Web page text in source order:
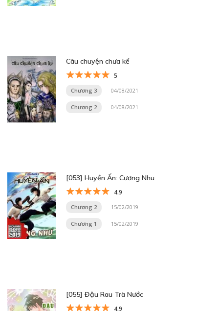
Câu chuyện chưa kể
5
Chương 3 04/08/2021
Chương 2 04/08/2021
[053] Huyền Ấn: Cương Nhu
4.9
Chương 2 15/02/2019
Chương 1 15/02/2019
[055] Đậu Rau Trà Nước
4.9